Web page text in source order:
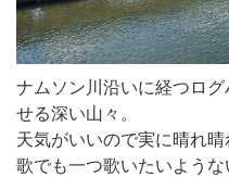
ナムソン川沿いに経つロ
せる深い山々。
天気がいいので実に晴れ晴
歌でも一つ歌いたいような